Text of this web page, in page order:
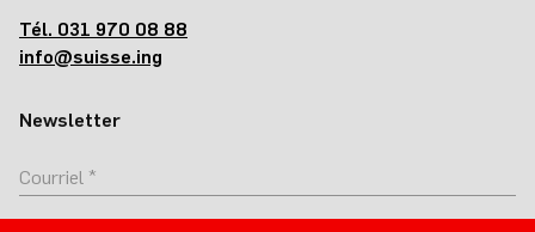
Tél. 031 970 08 88
info@suisse.ing
Newsletter